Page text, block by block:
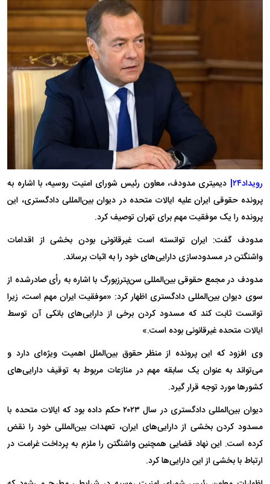
رویداد۲۴|
دیمیتری مدودف، معاون رئیس شورای امنیت روسیه، با اشاره به
پرونده حقوقی ایران علیه ایالات متحده در دیوان بین‌المللی دادگستری، این
پرونده را یک موفقیت مهم برای تهران توصیف کرد.
مدودف گفت: ایران توانسته است غیرقانونی بودن بخشی از اقدامات
واشنگتن در مسدودسازی دارایی‌های خود را به اثبات برساند.
مدودف در مجمع حقوقی بین‌المللی سن‌پترزبورگ با اشاره به رأی صادرشده از
سوی دیوان بین‌المللی دادگستری اظهار کرد: «موفقیت ایران مهم است، زیرا
توانست ثابت کند که مسدود کردن برخی از دارایی‌های بانکی آن توسط
ایالات متحده غیرقانونی بوده است.»
وی افزود که این پرونده از منظر حقوق بین‌الملل اهمیت ویژه‌ای دارد و
می‌تواند به عنوان یک سابقه مهم در منازعات مربوط به توقیف دارایی‌های
کشور‌ها مورد توجه قرار گیرد.
دیوان بین‌المللی دادگستری در سال ۲۰۲۳ حکم داده بود که ایالات متحده با
مسدود کردن بخشی از دارایی‌های ایران، تعهدات بین‌المللی خود را نقض
کرده است. این نهاد قضایی همچنین واشنگتن را ملزم به پرداخت غرامت در
ارتباط با بخشی از این دارایی‌ها کرد.